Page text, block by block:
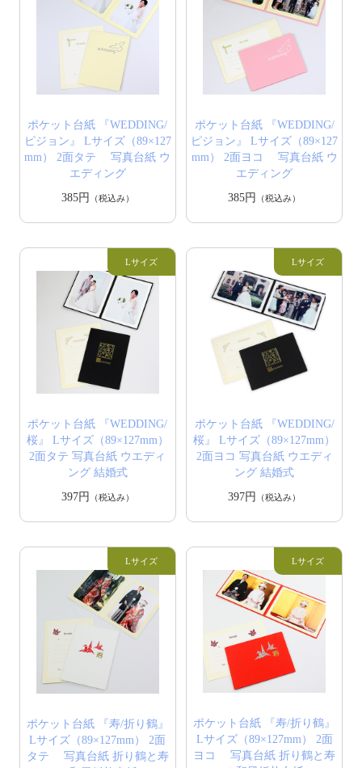
ポケット台紙 『WEDDING/
ピジョン』 Lサイズ（89×127
mm） 2面タテ 写真台紙 ウ
エディング
385円
（税込み）
ポケット台紙 『WEDDING/
ピジョン』 Lサイズ（89×127
mm） 2面ヨコ 写真台紙 ウ
エディング
385円
（税込み）
ポケット台紙 『WEDDING/
桜』 Lサイズ（89×127mm）
2面タテ 写真台紙 ウエディ
ング 結婚式
397円
（税込み）
ポケット台紙 『WEDDING/
桜』 Lサイズ（89×127mm）
2面ヨコ 写真台紙 ウエディ
ング 結婚式
397円
（税込み）
ポケット台紙 『寿/折り鶴』
Lサイズ（89×127mm） 2面
タテ 写真台紙 折り鶴と寿
ポケット台紙 『寿/折り鶴』
Lサイズ（89×127mm） 2面
ヨコ 写真台紙 折り鶴と寿